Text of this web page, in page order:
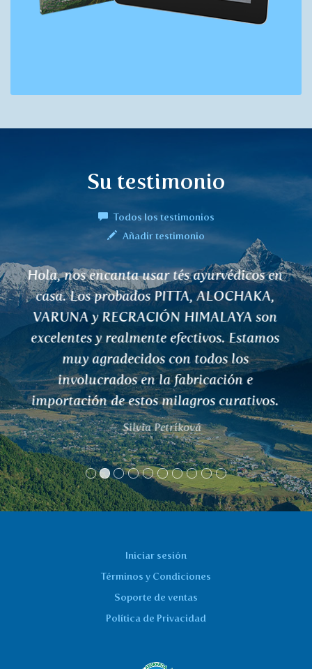
Su testimonio
Todos los testimonios
Añadir testimonio
Gracias por el té VATA. Satisfecho. Estas
hierbas realmente funcionan. Saludos y
gracias.
Henryka
Iniciar sesión
Términos y Condiciones
Soporte de ventas
Política de Privacidad